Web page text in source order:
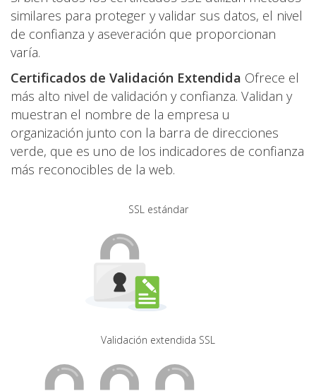
similares para proteger y validar sus datos, el nivel
de confianza y aseveración que proporcionan
varía.
Certificados de Validación Extendida Ofrece el
más alto nivel de validación y confianza. Validan y
muestran el nombre de la empresa u
organización junto con la barra de direcciones
verde, que es uno de los indicadores de confianza
más reconocibles de la web.
SSL estándar
Validación extendida SSL